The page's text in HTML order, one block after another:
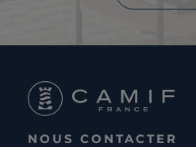
NOUS CONTACTER